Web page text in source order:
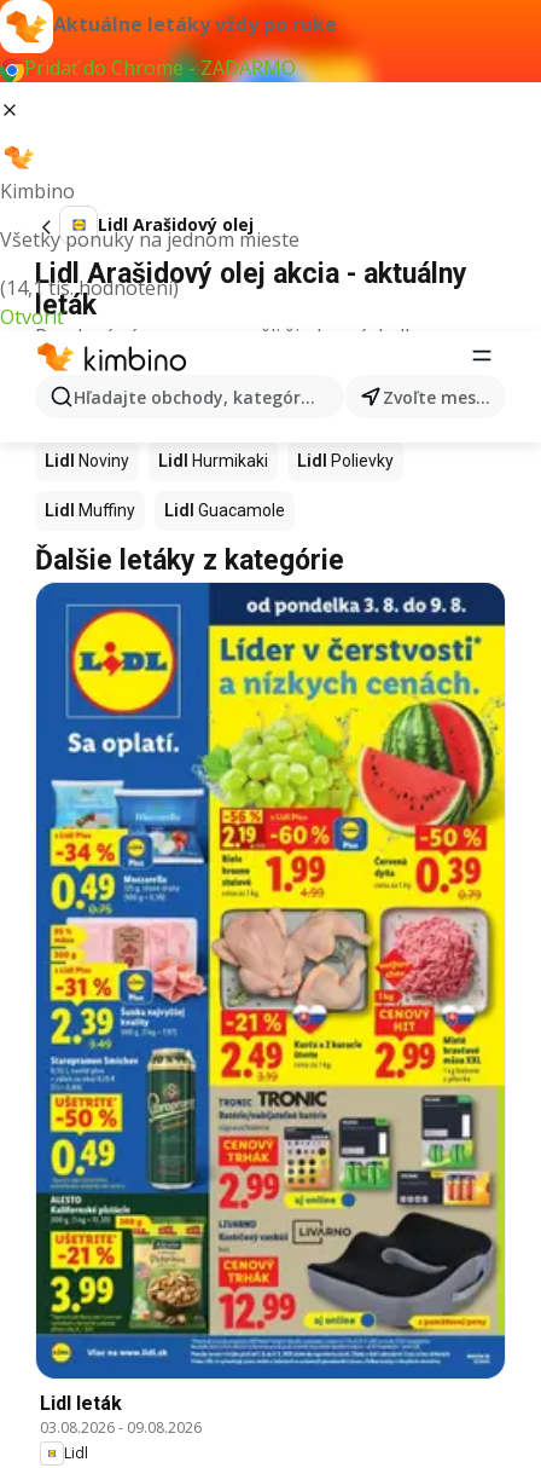
Aktuálne letáky vždy po ruke
Pridať do Chrome - ZADARMO
Kimbino
Všetky ponuky na jednom mieste
(14,1 tis. hodnotení)
Otvoriť
Hľadajte obchody, kategórie, produkty... Zvoľte mesto
Lidl Arašidový olej
Lidl Arašidový olej akcia - aktuálny
leták
Pre daný výraz sme nenašli žiadne výsledky.
Ďalšie produkty v obchodoch Lidl
Lidl Kapor Ashwagandha Nintendo Switch
Lidl Noviny Lidl Hurmikaki Lidl Polievky
Lidl Muffiny Lidl Guacamole
Ďalšie letáky z kategórie
Lidl leták
03.08.2026- 09.08.2026
Lidl